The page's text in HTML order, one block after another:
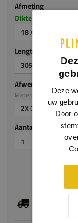
Afmeting
Dikte x hoogte in
18 X 140 MM
Lengte (mm)
3050
Afwerking
Materiaal: MDF
2X GEGROND
Aantal stuks
levertijd
Deze
uw
Door